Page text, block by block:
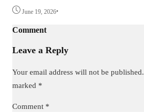
June 19, 2026•
Comment
Leave a Reply
Your email address will not be published.
marked *
Comment *